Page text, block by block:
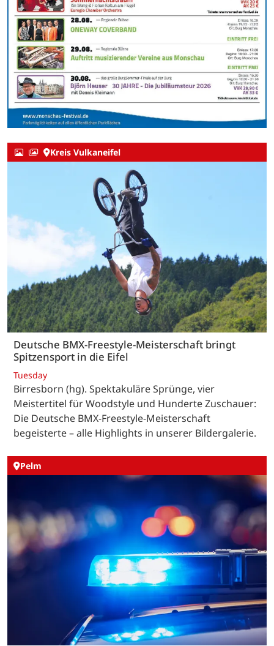
Kreis Vulkaneifel
Deutsche BMX-Freestyle-Meisterschaft bringt
Spitzensport in die Eifel
Tuesday
Birresborn (hg). Spektakuläre Sprünge, vier
Meistertitel für Woodstyle und Hunderte Zuschauer:
Die Deutsche BMX-Freestyle-Meisterschaft
begeisterte – alle Highlights in unserer Bildergalerie.
Pelm